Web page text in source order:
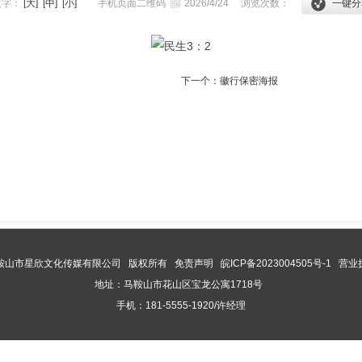
： [大] [中] [小] 手机页面二维码 2026/4/24 浏览次数： 一键
下一个： 徽行保密海报
山市星欣文化传媒有限公司 版权所有 免责声明 皖ICP备2023004505号-1
营业
地址：马鞍山市花山区宝龙公寓1718号
手机：181-5555-1920/许经理